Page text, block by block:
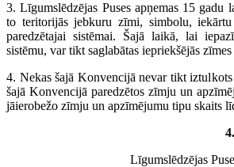
3. Līgumslēdzējas Puses apņemas 15 gadu
to teritorijās jebkuru zīmi, simbolu,
paredzētajai sistēmai. Šajā laikā, lai
sistēmu, var tikt saglabātas iepriekšējās
4. Nekas šajā Konvencijā nevar tikt
šajā Konvencijā paredzētos zīmju un
jāierobežo zīmju un apzīmējumu tipu skaits
Līgumslēdzējas